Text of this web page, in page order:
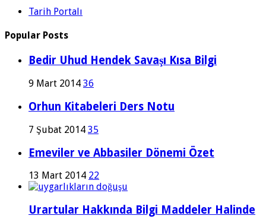
Tarih Portalı
Popular Posts
Bedir Uhud Hendek Savaşı Kısa Bilgi
9 Mart 2014 36
Orhun Kitabeleri Ders Notu
7 Şubat 2014 35
Emeviler ve Abbasiler Dönemi Özet
13 Mart 2014 22
Urartular Hakkında Bilgi Maddeler Halinde